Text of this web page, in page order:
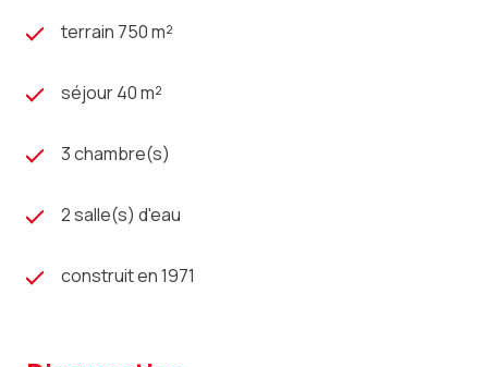
terrain 750 m²
séjour 40 m²
3 chambre(s)
2 salle(s) d'eau
construit en 1971